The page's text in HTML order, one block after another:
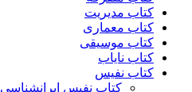
کتاب مدیریت
کتاب معماری
کتاب موسیقی
کتاب نایاب
کتاب نفیس
کتاب نفیس ایرانشناسی